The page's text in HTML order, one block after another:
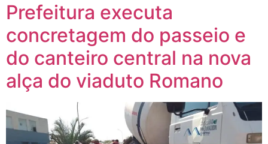
Prefeitura executa
concretagem do passeio e
do canteiro central na nova
alça do viaduto Romano